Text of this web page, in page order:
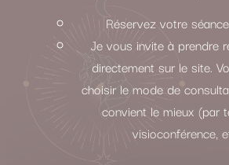
Réservez votre
Je vous invite à prendre
directement sur le site.
choisir le mode de
convient le mieux (par
visioconférence,